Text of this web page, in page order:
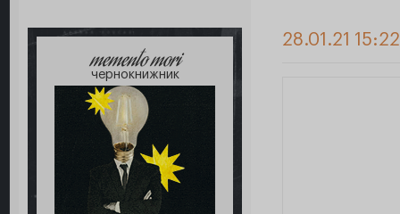
memento mori
чернокнижник
28.01.21